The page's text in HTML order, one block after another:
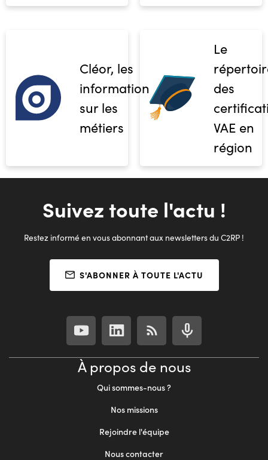
Cléor, les
informations
sur les
métiers
Le
des
VAE en
région
Suivez toute l'actu !
Restez informé en vous abonnant aux newsletters du C2RP !
S'ABONNER À TOUTE L'ACTU
À propos de nous
Qui sommes-nous ?
Nos missions
Rejoindre l'équipe
Nous contacter